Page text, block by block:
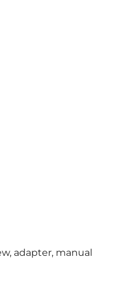
adapter, manual